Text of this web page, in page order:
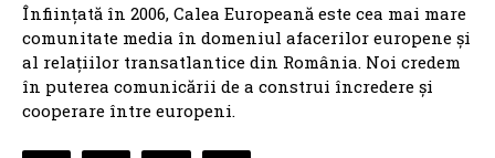
Înființată în 2006, Calea Europeană este cea mai mare
comunitate media în domeniul afacerilor europene și
al relațiilor transatlantice din România. Noi credem
în puterea comunicării de a construi încredere și
cooperare între europeni.